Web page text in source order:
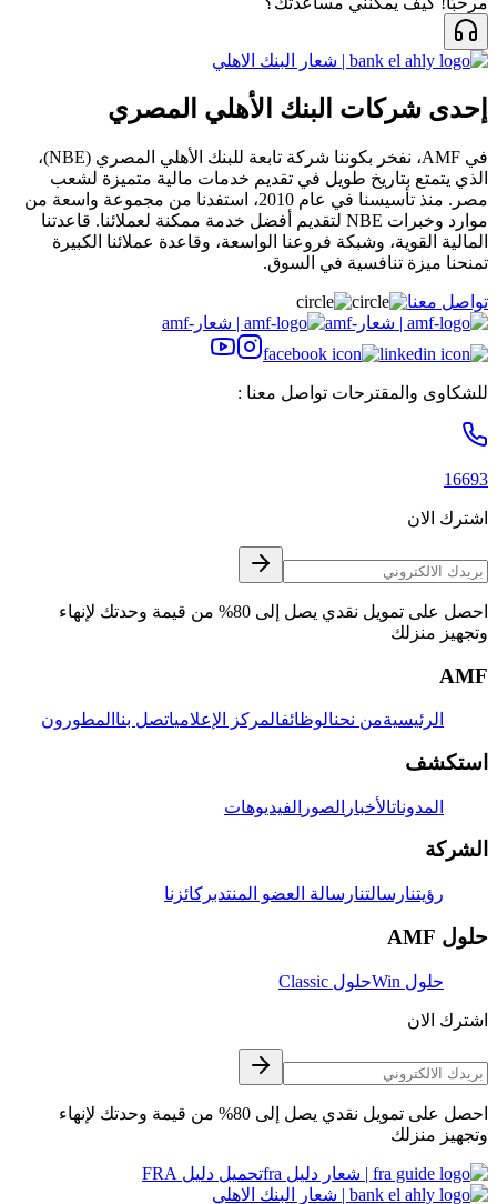
إحدى شركات البنك الأهلي المصري
في AMF، نفخر بكوننا شركة تابعة للبنك الأهلي المصري (NBE)،
الذي يتمتع بتاريخ طويل في تقديم خدمات مالية متميزة لشعب
مصر. منذ تأسيسنا في عام 2010، استفدنا من مجموعة واسعة من
موارد وخبرات NBE لتقديم أفضل خدمة ممكنة لعملائنا. قاعدتنا
المالية القوية، وشبكة فروعنا الواسعة، وقاعدة عملائنا الكبيرة
تمنحنا ميزة تنافسية في السوق.
تواصل معنا
للشكاوى والمقترحات تواصل معنا :
16693
اشترك الان
احصل على تمويل نقدي يصل إلى 80% من قيمة وحدتك لإنهاء
وتجهيز منزلك
AMF
الرئيسيةمن نحنالوظائفالمركز الإعلامياتصل بنا المطورون
استكشف
المدوناتالأخبار الصور الفيديوهات
الشركة
رؤيتنارسالتنارسالة العضو المنتدبركائزنا
حلول AMF
حلول Win حلول Classic
اشترك الان
احصل على تمويل نقدي يصل إلى 80% من قيمة وحدتك لإنهاء
وتجهيز منزلك
تحميل دليل FRA